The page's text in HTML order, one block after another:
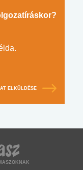
ELKÜLDÉSE